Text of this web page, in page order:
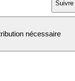
Suivre
nécessaire